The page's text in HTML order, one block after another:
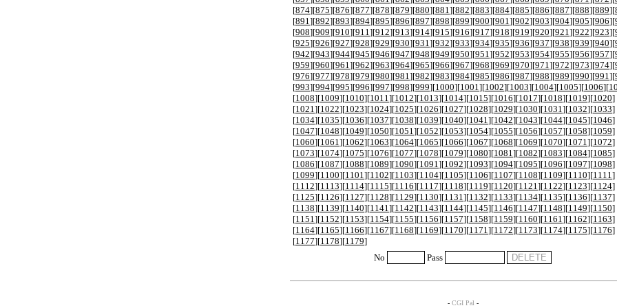
[874][875][876][877][878][879][880][881 ][882][883][884][885][886][887][888][889][
[891 ][892][893][894][895][896][897][898][899][900][901 ][902][903][904][905][906][
[908][909][910][911 ][912][913][914][915][916][917][918][919][920][921 ][922][923][
[925][926][927][928][929][930][931 ][932][933][934][935][936][937][938][939][940][
[942][943][944][945][946][947][948][949][950][951 ][952][953][954][955][956][957][
[959][960][961 ][962][963][964][965][966][967][968][969][970][971 ][972][973][974][
[976][977][978][979][980][981 ][982][983][984][985][986][987][988][989][990][991 ][
[993][994][995][996][997][998][999][1000][1001 ][1002][1003][1004][1005][1006][
[1008][1009][1010][1011 ][1012][1013][1014][1015][1016][1017][1018][1019][1020]
[1021 ][1022][1023][1024][1025][1026][1027][1028][1029][1030][1031 ][1032][1033]
[1034][1035][1036][1037][1038][1039][1040][1041 ][1042][1043][1044][1045][1046]
[1047][1048][1049][1050][1051 ][1052][1053][1054][1055][1056][1057][1058][1059]
[1060][1061 ][1062][1063][1064][1065][1066][1067][1068][1069][1070][1071 ][1072]
[1073][1074][1075][1076][1077][1078][1079][1080][1081 ][1082][1083][1084][1085]
[1086][1087][1088][1089][1090][1091 ][1092][1093][1094][1095][1096][1097][1098]
[1099][1100][1101 ][1102][1103][1104][1105][1106][1107][1108][1109][1110][1111 ]
[1112][1113][1114][1115][1116][1117][1118][1119][1120][1121 ][1122][1123][1124]
[1125][1126][1127][1128][1129][1130][1131 ][1132][1133][1134][1135][1136][1137]
[1138][1139][1140][1141 ][1142][1143][1144][1145][1146][1147][1148][1149][1150]
[1151 ][1152][1153][1154][1155][1156][1157][1158][1159][1160][1161 ][1162][1163]
[1164][1165][1166][1167][1168][1169][1170][1171 ][1172][1173][1174][1175][1176]
[1177][1178][1179]
No
Pass
- CGI Pal -